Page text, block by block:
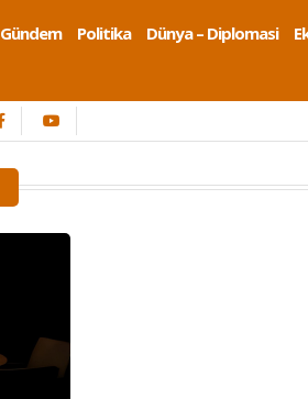
Gündem Politika Dünya – Diplomasi